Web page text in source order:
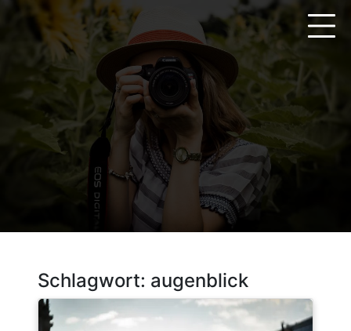
springen
Schlagwort: augenblick